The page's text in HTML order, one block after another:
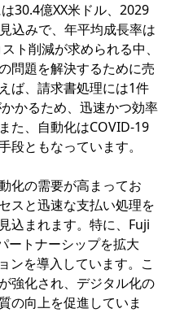
30.4億XX米ドル、2029
込みで、年平均成長率は
ト削減が求められる中、
問題を解決するために売
ば、請求書処理には1件
かるため、迅速かつ効率
た、自動化はCOVID-19
段ともなっています。
化の需要が高まってお
スと迅速な支払い処理を
込まれます。特に、Fuji
ートナーシップを拡大
ンを導入しています。こ
強化され、デジタル化の
の向上を促進していま